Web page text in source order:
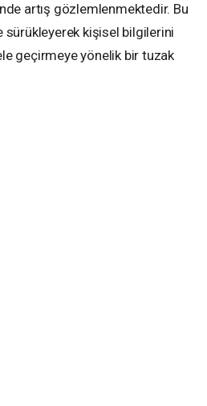
artış gözlemlenmektedir. Bu
sürükleyerek kişisel bilgilerini
geçirmeye yönelik bir tuzak